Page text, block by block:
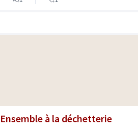
Ensemble à la déchetterie